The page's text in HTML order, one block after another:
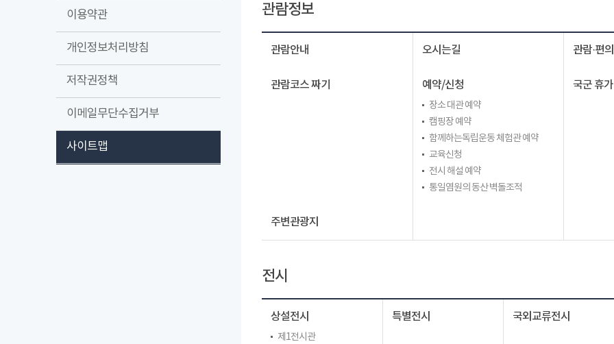
이용약관
개인정보처리방침
저작권정책
이메일무단수집거부
사이트맵
관람정보
관람안내 오시는길 관람·편
관람코스 짜기 예약/신청
장소 대관 예약
캠핑장 예약
함께하는독립운동 체험관 예약
교육신청
전시 해설 예약
통일염원의 동산 벽돌조적
국군 휴
주변관광지
전시
상설전시
제1전시관
특별전시 국외교류전시